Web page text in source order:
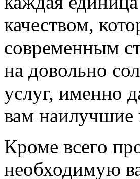
качеством,
современным
на довольно
услуг, именно
вам наилучшие
Кроме всего
необходимую